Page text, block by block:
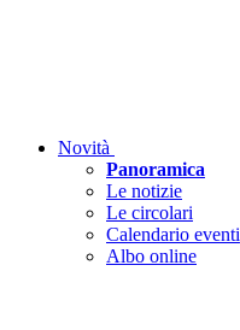
Novità
Panoramica
Le notizie
Le circolari
Calendario eventi
Albo online